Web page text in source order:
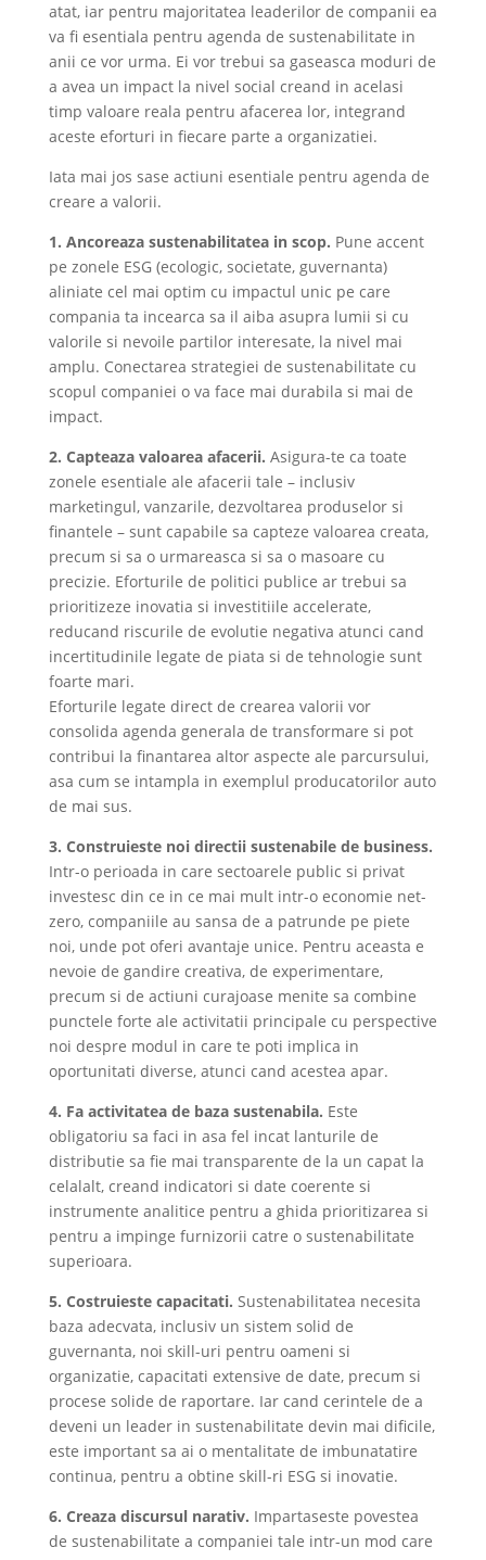
atat, iar pentru majoritatea leaderilor de companii ea
va fi esentiala pentru agenda de sustenabilitate in
anii ce vor urma. Ei vor trebui sa gaseasca moduri de
a avea un impact la nivel social creand in acelasi
timp valoare reala pentru afacerea lor, integrand
aceste eforturi in fiecare parte a organizatiei.
Iata mai jos sase actiuni esentiale pentru agenda de
creare a valorii.
1. Ancoreaza sustenabilitatea in scop. Pune accent
pe zonele ESG (ecologic, societate, guvernanta)
aliniate cel mai optim cu impactul unic pe care
compania ta incearca sa il aiba asupra lumii si cu
valorile si nevoile partilor interesate, la nivel mai
amplu. Conectarea strategiei de sustenabilitate cu
scopul companiei o va face mai durabila si mai de
impact.
2. Capteaza valoarea afacerii. Asigura-te ca toate
zonele esentiale ale afacerii tale – inclusiv
marketingul, vanzarile, dezvoltarea produselor si
finantele – sunt capabile sa capteze valoarea creata,
precum si sa o urmareasca si sa o masoare cu
precizie. Eforturile de politici publice ar trebui sa
prioritizeze inovatia si investitiile accelerate,
reducand riscurile de evolutie negativa atunci cand
incertitudinile legate de piata si de tehnologie sunt
foarte mari.
Eforturile legate direct de crearea valorii vor
consolida agenda generala de transformare si pot
contribui la finantarea altor aspecte ale parcursului,
asa cum se intampla in exemplul producatorilor auto
de mai sus.
3. Construieste noi directii sustenabile de business.
Intr-o perioada in care sectoarele public si privat
investesc din ce in ce mai mult intr-o economie net-
zero, companiile au sansa de a patrunde pe piete
noi, unde pot oferi avantaje unice. Pentru aceasta e
nevoie de gandire creativa, de experimentare,
precum si de actiuni curajoase menite sa combine
punctele forte ale activitatii principale cu perspective
noi despre modul in care te poti implica in
oportunitati diverse, atunci cand acestea apar.
4. Fa activitatea de baza sustenabila. Este
obligatoriu sa faci in asa fel incat lanturile de
distributie sa fie mai transparente de la un capat la
celalalt, creand indicatori si date coerente si
instrumente analitice pentru a ghida prioritizarea si
pentru a impinge furnizorii catre o sustenabilitate
superioara.
5. Costruieste capacitati. Sustenabilitatea necesita
baza adecvata, inclusiv un sistem solid de
guvernanta, noi skill-uri pentru oameni si
organizatie, capacitati extensive de date, precum si
procese solide de raportare. Iar cand cerintele de a
deveni un leader in sustenabilitate devin mai dificile,
este important sa ai o mentalitate de imbunatatire
continua, pentru a obtine skill-ri ESG si inovatie.
6. Creaza discursul narativ. Impartaseste povestea
de sustenabilitate a companiei tale intr-un mod care